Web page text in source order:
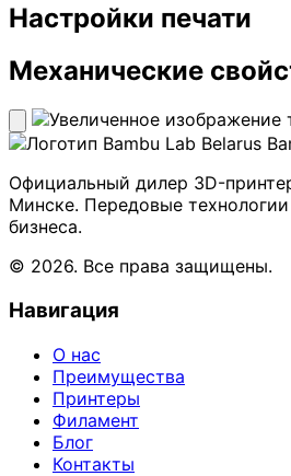
Настройки печати
Механические
Официальный дилер 3D-
Минске. Передовые
бизнеса.
© 2026. Все права защищены.
Навигация
О нас
Преимущества
Принтеры
Филамент
Блог
Контакты